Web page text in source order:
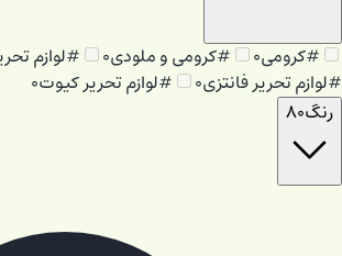
#کرومی۰ #کرومی و ملودی۰ #لوازم
#لوازم تحریر فانتزی۰ #لوازم تحریر کیوت۰
رنگ۸۰